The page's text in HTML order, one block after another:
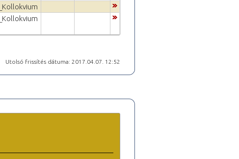
_Kollokvium
_Kollokvium
Utolsó frissítés dátuma: 2017.04.07. 12:52